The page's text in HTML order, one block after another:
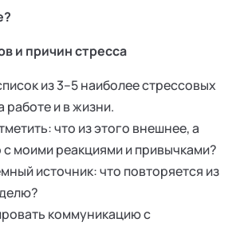
и причин стресса
из 3–5 наиболее стрессовых
работе и в жизни.
что из этого внешнее, а
с моими реакциями и привычками?
источник: что повторяется из
коммуникацию с